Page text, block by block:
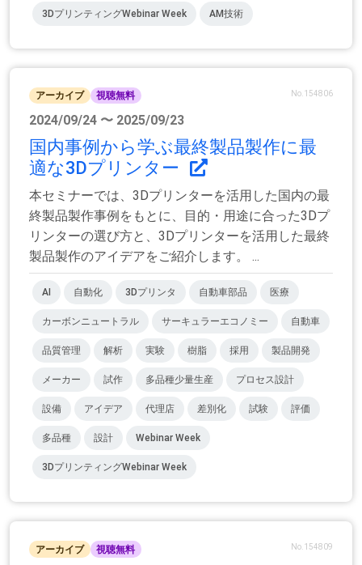
3DプリンティングWebinar Week AM技術
アーカイブ 視聴無料 No.154806
2024/09/24 〜 2025/09/23
国内事例から学ぶ最終製品製作に最
適な3Dプリンター
本セミナーでは、3Dプリンターを活用した国内の最
終製品製作事例をもとに、目的・用途に合った3Dプ
リンターの選び方と、3Dプリンターを活用した最終
製品製作のアイデアをご紹介します。 ...
AI 自動化 3Dプリンタ 自動車部品 医療
カーボンニュートラル サーキュラーエコノミー 自動車
品質管理 解析 実験 樹脂 採用 製品開発
メーカー 試作 多品種少量生産 プロセス設計
設備 アイデア 代理店 差別化 試験 評価
多品種 設計 Webinar Week
3DプリンティングWebinar Week
アーカイブ 視聴無料 No.154809